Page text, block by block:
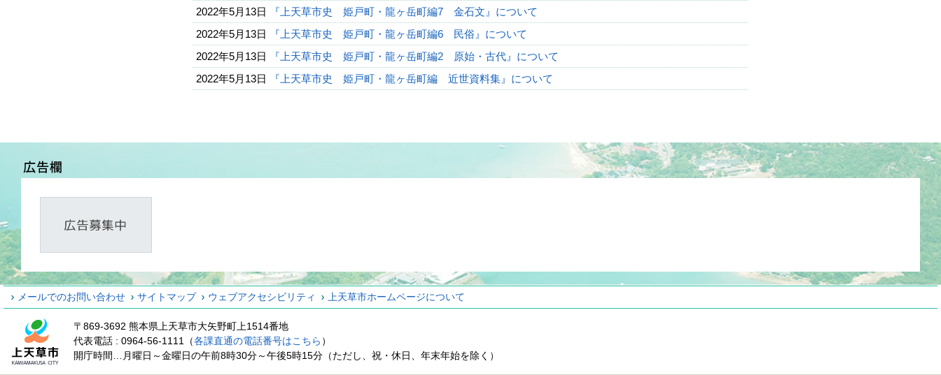
2022年5月13日
『上天草市史 姫戸町・龍ヶ岳町編7 金石文』について
2022年5月13日
『上天草市史 姫戸町・龍ヶ岳町編6 民俗』について
2022年5月13日
『上天草市史 姫戸町・龍ヶ岳町編2 原始・古代』について
2022年5月13日
『上天草市史 姫戸町・龍ヶ岳町編 近世資料集』について
メールでのお問い合わせ サイトマップ ウェブアクセシビリティ 上天草市ホームページについて
〒869-3692 熊本県上天草市大矢野町上1514番地
代表電話 : 0964-56-1111（各課直通の電話番号はこちら ）
開庁時間…月曜日～金曜日の午前8時30分～午後5時15分（ただし、祝・休日、年末年始を除く）